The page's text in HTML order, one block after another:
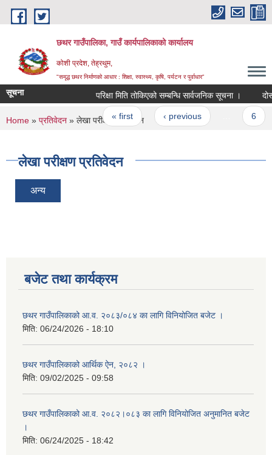
Skip to main content
छथर गाउँपालिका, गाउँ कार्यपालिकाको कार्यालय
कोशी प्रदेश, तेह्रथुम,
"समृद्ध छथर निर्माणको आधार : शिक्षा, स्वास्थ्य, कृषि, पर्यटन र पुर्वाधार”
सूचना परिक्षा मिति तोकिएको सम्बन्धि सार्वजनिक सूचना ।
Pages
« first ‹ previous
You are here
Home » प्रतिवेदन » लेखा परीक्षण प्रतिवेदन
लेखा परीक्षण प्रतिवेदन
अन्य
बजेट तथा कार्यक्रम
छथर गाउँपालिकाको आ.व. २०८३/०८४ का लागि विनियोजित बजेट ।
मिति: 06/24/2026 - 18:10
छथर गाउँपालिकाको आर्थिक ऐन, २०८२ ।
मिति: 09/02/2025 - 09:58
छथर गाउँपालिकाको आ.व. २०८२।०८३ का लागि विनियोजित अनुमानित बजेट
।
मिति: 06/24/2025 - 18:42